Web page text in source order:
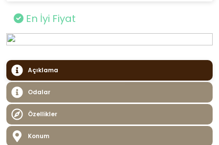
En İyi Fiyat
Açıklama
Odalar
Özellikler
Konum